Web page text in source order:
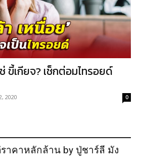
ขี้เกียจ? เช็กต่อมไทรอยด์
2020 0
าคาหลักล้าน by ปู่ชาร์ลี มัง